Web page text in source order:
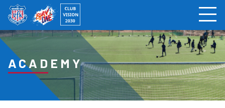
ACADEMY